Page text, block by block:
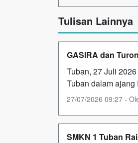
Tulisan Lainnya
GASIRA dan
Tuban, 27 Juli
Tuban dalam ajang
27/07/2026 09:27 -
SMKN 1 Tuban